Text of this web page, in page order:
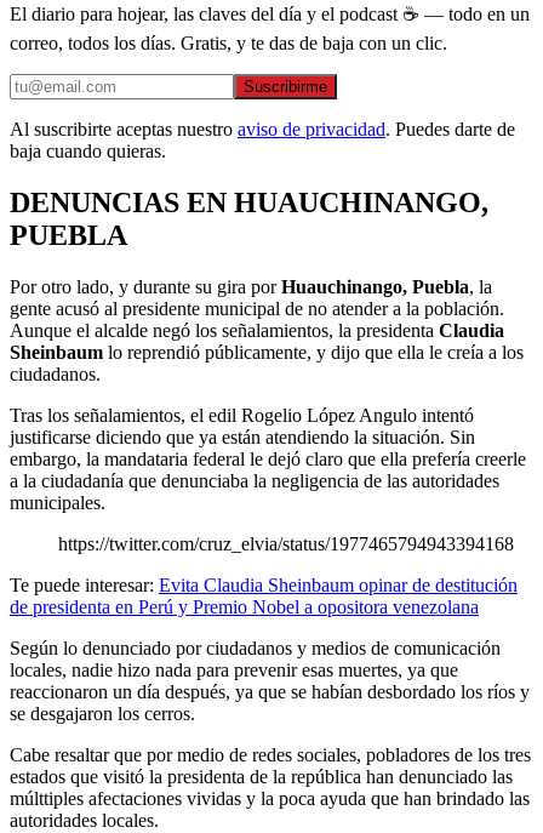
El diario para hojear, las claves del día y el podcast ☕ — todo en un
correo, todos los días. Gratis, y te das de baja con un clic.
Suscribirme
Al suscribirte aceptas nuestro aviso de privacidad. Puedes darte de
baja cuando quieras.
DENUNCIAS EN HUAUCHINANGO,
PUEBLA
Por otro lado, y durante su gira porHuauchinango, Puebla, la
gente acusó al presidente municipal de no atender a la población.
Aunque el alcalde negó los señalamientos, la presidenta Claudia
Sheinbaum lo reprendió públicamente, y dijo que ella le creía a los
ciudadanos.
Tras los señalamientos, el edil Rogelio López Angulo intentó
justificarse diciendo que ya están atendiendo la situación. Sin
embargo, la mandataria federal le dejó claro que ella prefería creerle
a la ciudadanía que denunciaba la negligencia de las autoridades
municipales.
https://twitter.com/cruz_elvia/status/1977465794943394168
Te puede interesar: Evita Claudia Sheinbaum opinar de destitución
de presidenta en Perú y Premio Nobel a opositora venezolana
Según lo denunciado por ciudadanos y medios de comunicación
locales, nadie hizo nada para prevenir esas muertes, ya que
reaccionaron un día después, ya que se habían desbordado los ríos y
se desgajaron los cerros.
Cabe resaltar que por medio de redes sociales, pobladores de los tres
estados que visitó la presidenta de la república han denunciado las
múlttiples afectaciones vividas y la poca ayuda que han brindado las
autoridades locales.